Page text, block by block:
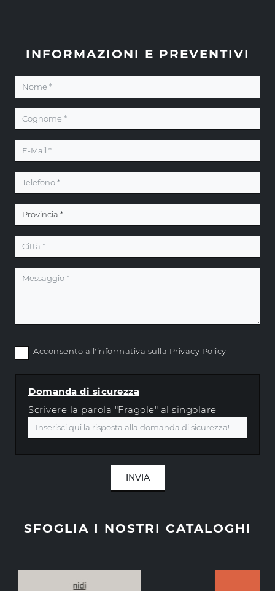
SFOGLIA I NOSTRI CATALOGHI
INFORMAZIONI E PREVENTIVI
Acconsento all'informativa sulla Privacy Policy
Domanda di sicurezza
Scrivere la parola "Fragole" al singolare
INVIA